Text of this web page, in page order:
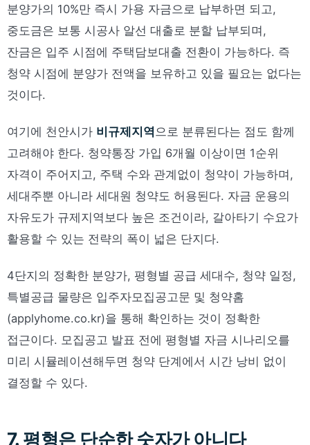
분양가의 10%만 즉시 가용 자금으로 납부하면 되고,
중도금은 보통 시공사 알선 대출로 분할 납부되며,
잔금은 입주 시점에 주택담보대출 전환이 가능하다. 즉
청약 시점에 분양가 전액을 보유하고 있을 필요는 없다는
것이다.
여기에 천안시가 비규제지역으로 분류된다는 점도 함께
고려해야 한다. 청약통장 가입 6개월 이상이면 1순위
자격이 주어지고, 주택 수와 관계없이 청약이 가능하며,
세대주뿐 아니라 세대원 청약도 허용된다. 자금 운용의
자유도가 규제지역보다 높은 조건이라, 갈아타기 수요가
활용할 수 있는 전략의 폭이 넓은 단지다.
4단지의 정확한 분양가, 평형별 공급 세대수, 청약 일정,
특별공급 물량은 입주자모집공고문 및 청약홈
(applyhome.co.kr)을 통해 확인하는 것이 정확한
접근이다. 모집공고 발표 전에 평형별 자금 시나리오를
미리 시뮬레이션해두면 청약 단계에서 시간 낭비 없이
결정할 수 있다.
7. 평형은 단순한 숫자가 아니다